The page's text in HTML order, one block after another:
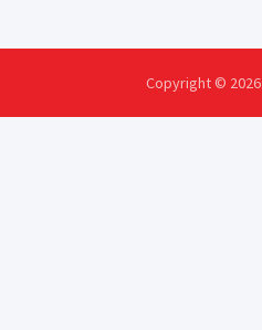
Copyright © 2026